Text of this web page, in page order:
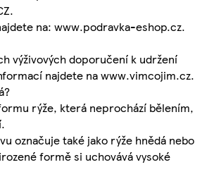
na: www.podravka-eshop.cz.
výživových doporučení k udržení
najdete na www.vimcojim.cz.
rýže, která neprochází bělením,
označuje také jako rýže hnědá nebo
formě si uchovává vysoké